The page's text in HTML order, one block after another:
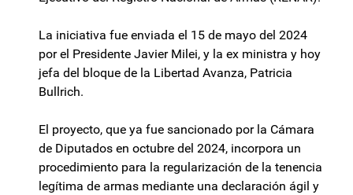
La iniciativa fue enviada el 15 de mayo del 2024
por el Presidente Javier Milei, y la ex ministra y hoy
jefa del bloque de la Libertad Avanza, Patricia
Bullrich.
El proyecto, que ya fue sancionado por la Cámara
de Diputados en octubre del 2024, incorpora un
procedimiento para la regularización de la tenencia
legítima de armas mediante una declaración ágil y